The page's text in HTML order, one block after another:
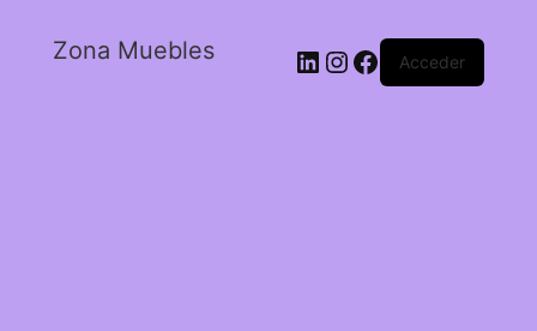
Zona Muebles Acceder